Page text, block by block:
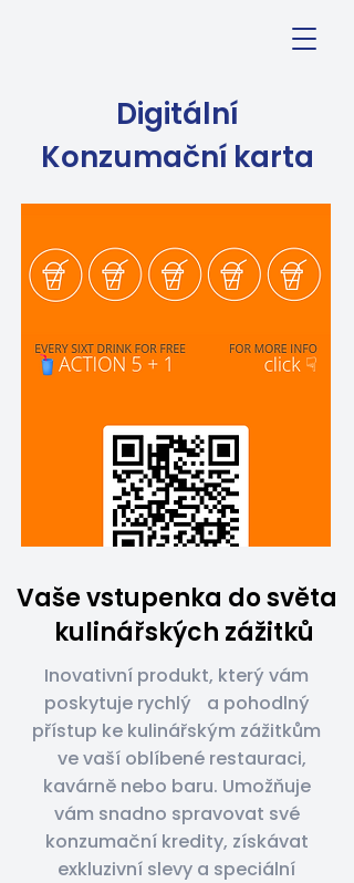
Digitální
Konzumační karta
Vaše vstupenka do světa
kulinářských zážitků
Inovativní produkt, který vám
poskytuje rychlý a pohodlný
přístup ke kulinářským zážitkům
ve vaší oblíbené restauraci,
kavárně nebo baru. Umožňuje
vám snadno spravovat své
konzumační kredity, získávat
exkluzivní slevy a speciální